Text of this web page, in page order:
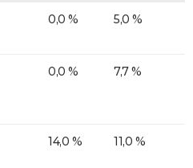
0,0 % 5,0 %
0,0 % 7,7 %
14,0 % 11,0 %